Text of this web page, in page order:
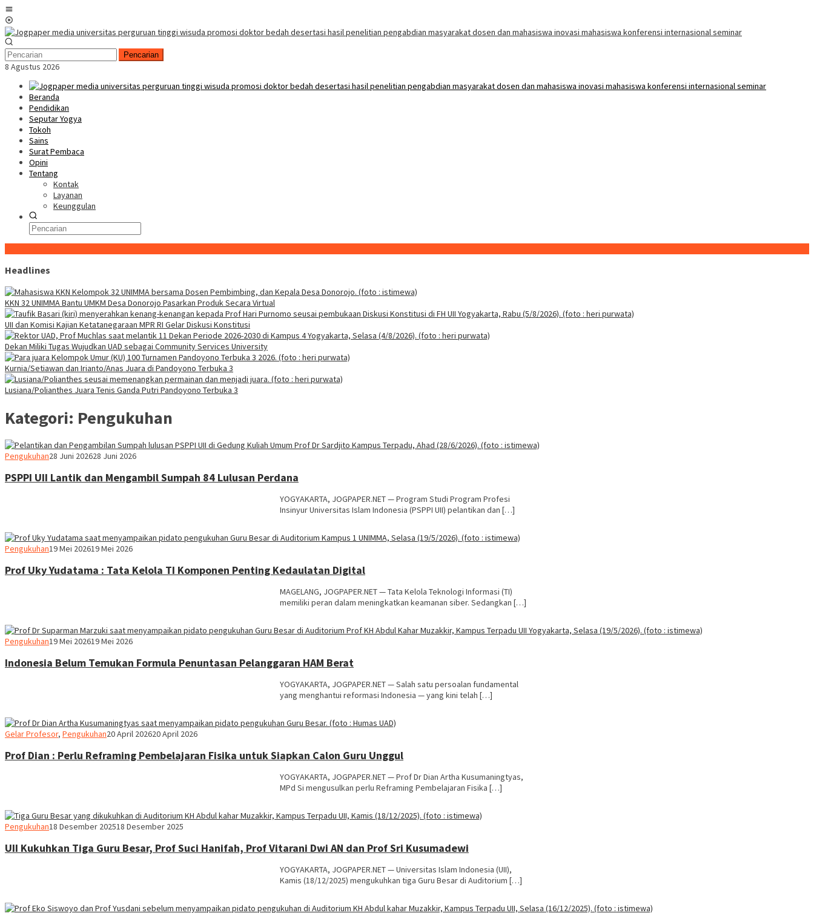
Loncat
ke
konten
Pencarian
8 Agustus 2026
Beranda
Pendidikan
Seputar Yogya
Tokoh
Sains
Surat Pembaca
Opini
Tentang
Kontak
Layanan
Keunggulan
Headlines
KKN 32 UNIMMA Bantu UMKM Desa Donorojo Pasarkan Produk Secara Virtual
UII dan Komisi Kajian Ketatanegaraan MPR RI Gelar Diskusi Konstitusi
Dekan Miliki Tugas Wujudkan UAD sebagai Community Services University
Kurnia/Setiawan dan Irianto/Anas Juara di Pandoyono Terbuka 3
Lusiana/Polianthes Juara Tenis Ganda Putri Pandoyono Terbuka 3
Kategori: Pengukuhan
PengukuhanHeri
28 Juni 202628 Juni 2026
PSPPI UII Lantik dan Mengambil Sumpah 84 Lulusan Perdana
YOGYAKARTA, JOGPAPER.NET — Program Studi Program Profesi
Insinyur Universitas Islam Indonesia (PSPPI UII) pelantikan dan […]
PengukuhanHeri
19 Mei 202619 Mei 2026
Prof Uky Yudatama : Tata Kelola TI Komponen Penting Kedaulatan Digital
MAGELANG, JOGPAPER.NET — Tata Kelola Teknologi Informasi (TI)
memiliki peran dalam meningkatkan keamanan siber. Sedangkan […]
PengukuhanHeri
19 Mei 202619 Mei 2026
Indonesia Belum Temukan Formula Penuntasan Pelanggaran HAM Berat
YOGYAKARTA, JOGPAPER.NET — Salah satu persoalan fundamental
yang menghantui reformasi Indonesia — yang kini telah […]
Gelar Profesor, PengukuhanHeri
20 April 202620 April 2026
Prof Dian : Perlu Reframing Pembelajaran Fisika untuk Siapkan Calon Guru Unggul
YOGYAKARTA, JOGPAPER.NET — Prof Dr Dian Artha Kusumaningtyas,
MPd Si mengusulkan perlu Reframing Pembelajaran Fisika […]
PengukuhanHeri
18 Desember 202518 Desember 2025
UII Kukuhkan Tiga Guru Besar, Prof Suci Hanifah, Prof Vitarani Dwi AN dan Prof Sri Kusumadewi
YOGYAKARTA, JOGPAPER.NET — Universitas Islam Indonesia (UII),
Kamis (18/12/2025) mengukuhkan tiga Guru Besar di Auditorium […]